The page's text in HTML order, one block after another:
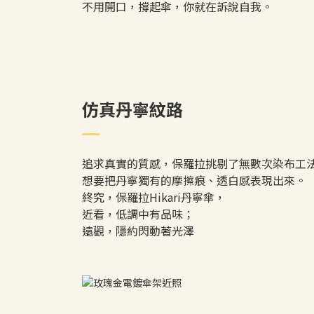
不用開口，撐起傘，你就在訴說自我。
仿真丹寧紋路
追求真實的質感，保羅拉挑剔了無數次染布工
想要把丹寧獨有的摩擦痕、透白感表現出來。
終究，保羅拉Hikari丹寧傘，
近看，低調中有品味；
遠觀，隱約閃動著光澤